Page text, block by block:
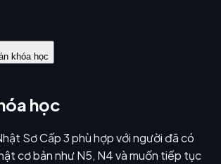
khóa học
học
Sơ Cấp 3 phù hợp với người đã có
cơ bản như N5, N4 và muốn tiếp tục